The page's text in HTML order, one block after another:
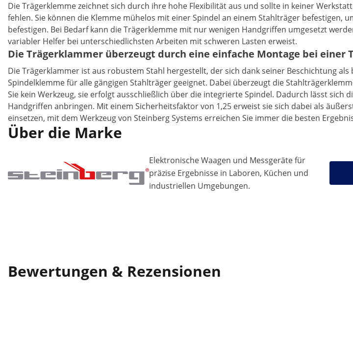
Die Trägerklemme zeichnet sich durch ihre hohe Flexibilität aus und sollte in keiner
fehlen. Sie können die Klemme mühelos mit einer Spindel an einem Stahlträger befestigen,
befestigen. Bei Bedarf kann die Trägerklemme mit nur wenigen Handgriffen umgesetzt
variabler Helfer bei unterschiedlichsten Arbeiten mit schweren Lasten erweist.
Die Trägerklammer überzeugt durch eine einfache Montage bei einer
Die Trägerklammer ist aus robustem Stahl hergestellt, der sich dank seiner Beschichtung
Spindelklemme für alle gängigen Stahlträger geeignet. Dabei überzeugt die
Sie kein Werkzeug, sie erfolgt ausschließlich über die integrierte Spindel. Dadurch lässt
Handgriffen anbringen. Mit einem Sicherheitsfaktor von 1,25 erweist sie sich dabei als
einsetzen, mit dem Werkzeug von Steinberg Systems erreichen Sie immer die besten
Über die Marke
Elektronische Waagen und Messgeräte für
präzise Ergebnisse in Laboren, Küchen und
industriellen Umgebungen.
Bewertungen & Rezensionen